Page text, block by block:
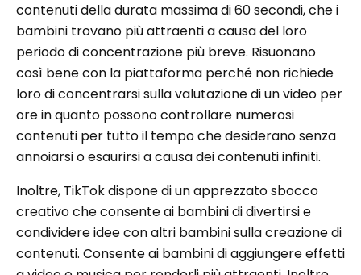
contenuti della durata massima di 60 secondi, che i
bambini trovano più attraenti a causa del loro
periodo di concentrazione più breve. Risuonano
così bene con la piattaforma perché non richiede
loro di concentrarsi sulla valutazione di un video per
ore in quanto possono controllare numerosi
contenuti per tutto il tempo che desiderano senza
annoiarsi o esaurirsi a causa dei contenuti infiniti.
Inoltre, TikTok dispone di un apprezzato sbocco
creativo che consente ai bambini di divertirsi e
condividere idee con altri bambini sulla creazione di
contenuti. Consente ai bambini di aggiungere effetti